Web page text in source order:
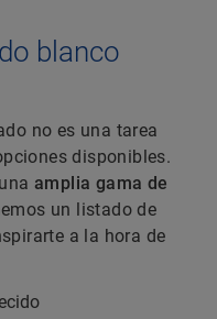
blanco
no es una tarea
disponibles.
amplia gama de
un listado de
a la hora de